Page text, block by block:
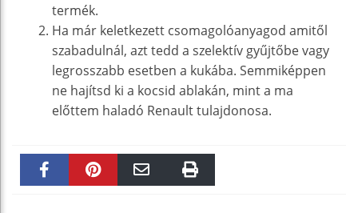
termék.
Ha már keletkezett csomagolóanyagod amitől
szabadulnál, azt tedd a szelektív gyűjtőbe vagy
legrosszabb esetben a kukába. Semmiképpen
ne hajítsd ki a kocsid ablakán, mint a ma
előttem haladó Renault tulajdonosa.